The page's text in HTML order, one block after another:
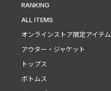
RANKING
ALL ITEMS
オンラインストア限定アイテム
アウター・ジャケット
トップス
ボトムス